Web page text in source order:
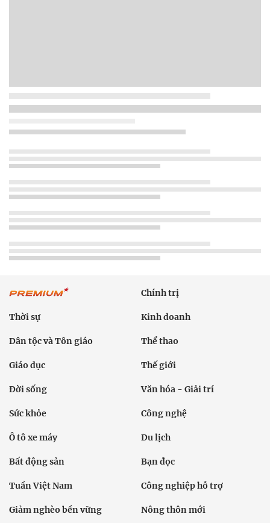
Chính trị
Thời sự Kinh doanh
Dân tộc và Tôn giáo Thể thao
Giáo dục Thế giới
Đời sống Văn hóa - Giải trí
Sức khỏe Công nghệ
Ô tô xe máy Du lịch
Bất động sản Bạn đọc
Tuần Việt Nam Công nghiệp hỗ trợ
Giảm nghèo bền vững Nông thôn mới